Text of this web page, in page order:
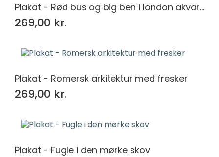
Plakat - Rød bus og big ben i london akvarel
269,00 kr.
Plakat - Romersk arkitektur med fresker
269,00 kr.
Plakat - Fugle i den mørke skov